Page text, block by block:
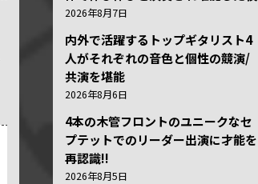
2026年8月7日
内外で活躍するトップギタリスト4
人がそれぞれの音色と個性の競演/
共演を堪能
2026年8月6日
4本の木管フロントのユニークなセ
プテットでのリーダー出演に才能を
再認識!!
2026年8月5日